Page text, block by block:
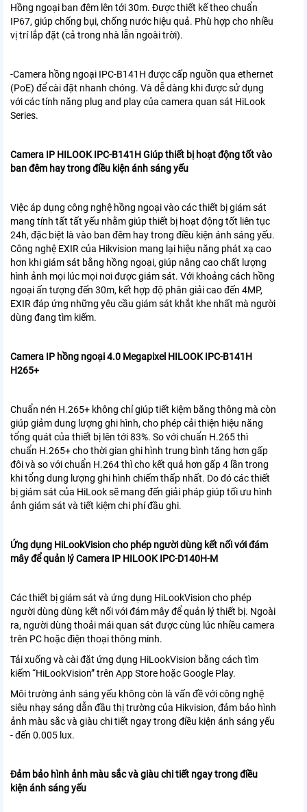
Hồng ngoại ban đêm lên tới 30m. Được thiết kế theo chuẩn
IP67, giúp chống bụi, chống nước hiệu quả. Phù hợp cho nhiều
vị trí lắp đặt (cả trong nhà lẫn ngoài trời).
-Camera hồng ngoại IPC-B141H được cấp nguồn qua ethernet
(PoE) để cài đặt nhanh chóng. Và dễ dàng khi được sử dụng
với các tính năng plug and play của camera quan sát HiLook
Series.
Camera IP HILOOK IPC-B141H Giúp thiết bị hoạt động tốt vào
ban đêm hay trong điều kiện ánh sáng yếu
Việc áp dụng công nghệ hồng ngoại vào các thiết bị giám sát
mang tính tất tất yếu nhằm giúp thiết bị hoạt động tốt liên tục
24h, đặc biệt là vào ban đêm hay trong điều kiện ánh sáng yếu.
Công nghệ EXIR của Hikvision mang lại hiệu năng phát xạ cao
hơn khi giám sát bằng hồng ngoại, giúp nâng cao chất lượng
hình ảnh mọi lúc mọi nơi được giám sát. Với khoảng cách hồng
ngoại ấn tượng đến 30m, kết hợp độ phân giải cao đến 4MP,
EXIR đáp ứng những yêu cầu giám sát khắt khe nhất mà người
dùng đang tìm kiếm.
Camera IP hồng ngoại 4.0 Megapixel HILOOK IPC-B141H
H265+
Chuẩn nén H.265+ không chỉ giúp tiết kiệm băng thông mà còn
giúp giảm dung lượng ghi hình, cho phép cải thiện hiệu năng
tổng quát của thiết bị lên tới 83%. So với chuẩn H.265 thì
chuẩn H.265+ cho thời gian ghi hình trung bình tăng hơn gấp
đôi và so với chuẩn H.264 thì cho kết quả hơn gấp 4 lần trong
khi tổng dung lượng ghi hình chiếm thấp nhất. Do đó các thiết
bị giám sát của HiLook sẽ mang đến giải pháp giúp tối ưu hình
ảnh giám sát và tiết kiệm chi phí đầu ghi.
Ứng dụng HiLookVision cho phép người dùng kết nối với đám
mây để quản lý Camera IP HILOOK IPC-D140H-M
Các thiết bị giám sát và ứng dụng HiLookVision cho phép
người dùng dùng kết nối với đám mây để quản lý thiết bị. Ngoài
ra, người dùng thoải mái quan sát được cùng lúc nhiều camera
trên PC hoặc điện thoại thông minh.
Tải xuống và cài đặt ứng dụng HiLookVision bằng cách tìm
kiếm “HiLookVision” trên App Store hoặc Google Play.
Môi trường ánh sáng yếu không còn là vấn đề với công nghệ
siêu nhạy sáng dẫn đầu thị trường của Hikvision, đảm bảo hình
ảnh màu sắc và giàu chi tiết ngay trong điều kiện ánh sáng yếu
- đến 0.005 lux.
Đảm bảo hình ảnh màu sắc và giàu chi tiết ngay trong điều
kiện ánh sáng yếu